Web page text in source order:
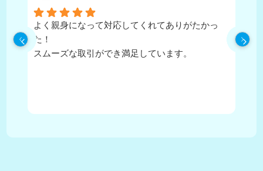
よく親身になって対応してくれてありがたかっ
た！
スムーズな取引ができ満足しています。